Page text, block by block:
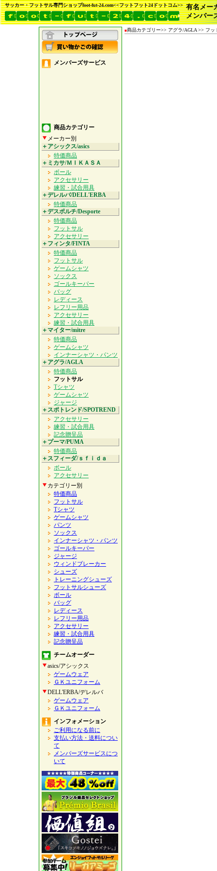
有名メー
メンバー
サッカー・フットサル専門ショップfoot-fut-24.com<<フットフット24ドットコム>>
メンバーズサービス
商品カテゴリー
メーカー別
＋アシックス/asics
特価商品
＋ミカサ/ＭＩＫＡＳＡ
ボール
アクセサリー
練習・試合用具
＋デレルバ/DELL'ERBA
特価商品
＋デスポルチ/Desporte
特価商品
フットサル
アクセサリー
＋フィンタ/FINTA
特価商品
フットサル
ゲームシャツ
ソックス
ゴールキーパー
バッグ
レディース
レフリー用品
アクセサリー
練習・試合用具
＋マイター/mitre
特価商品
ゲームシャツ
インナーシャツ・パンツ
＋アグラ/AGLA
特価商品
フットサル
Tシャツ
ゲームシャツ
ジャージ
＋スポトレンド/SPOTREND
アクセサリー
練習・試合用具
記念贈呈品
＋プーマ/PUMA
特価商品
＋スフィーダ/ｓｆｉｄａ
ボール
アクセサリー
カテゴリー別
特価商品
フットサル
Tシャツ
ゲームシャツ
パンツ
ソックス
インナーシャツ・パンツ
ゴールキーパー
ジャージ
ウィンドブレーカー
シューズ
トレーニングシューズ
フットサルシューズ
ボール
バッグ
レディース
レフリー用品
アクセサリー
練習・試合用具
記念贈呈品
チームオーダー
asics/アシックス
ゲームウェア
ＧＫユニフォーム
DELL'ERBA/デレルバ
ゲームウェア
ＧＫユニフォーム
インフォメーション
ご利用になる前に
支払い方法・送料につい
て
メンバーズサービスにつ
いて
■商品カテゴリー>> アグラ/AGLA >> フッ